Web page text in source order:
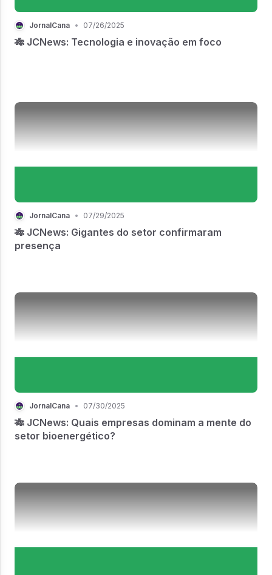
JornalCana • 07/26/2025
🎋 JCNews: Tecnologia e inovação em foco
JornalCana • 07/29/2025
🎋 JCNews: Gigantes do setor confirmaram
presença
JornalCana • 07/30/2025
🎋 JCNews: Quais empresas dominam a mente do
setor bioenergético?